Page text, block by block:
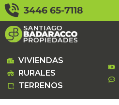
contenido
3446 65-7118
VIVIENDAS
RURALES
TERRENOS